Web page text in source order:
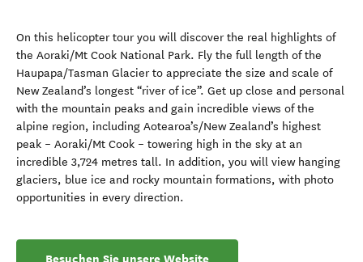
On this helicopter tour you will discover the real highlights of
the Aoraki/Mt Cook National Park. Fly the full length of the
Haupapa/Tasman Glacier to appreciate the size and scale of
New Zealand’s longest “river of ice”. Get up close and personal
with the mountain peaks and gain incredible views of the
alpine region, including Aotearoa’s/New Zealand’s highest
peak – Aoraki/Mt Cook – towering high in the sky at an
incredible 3,724 metres tall. In addition, you will view hanging
glaciers, blue ice and rocky mountain formations, with photo
opportunities in every direction.
Besuchen Sie unsere Website